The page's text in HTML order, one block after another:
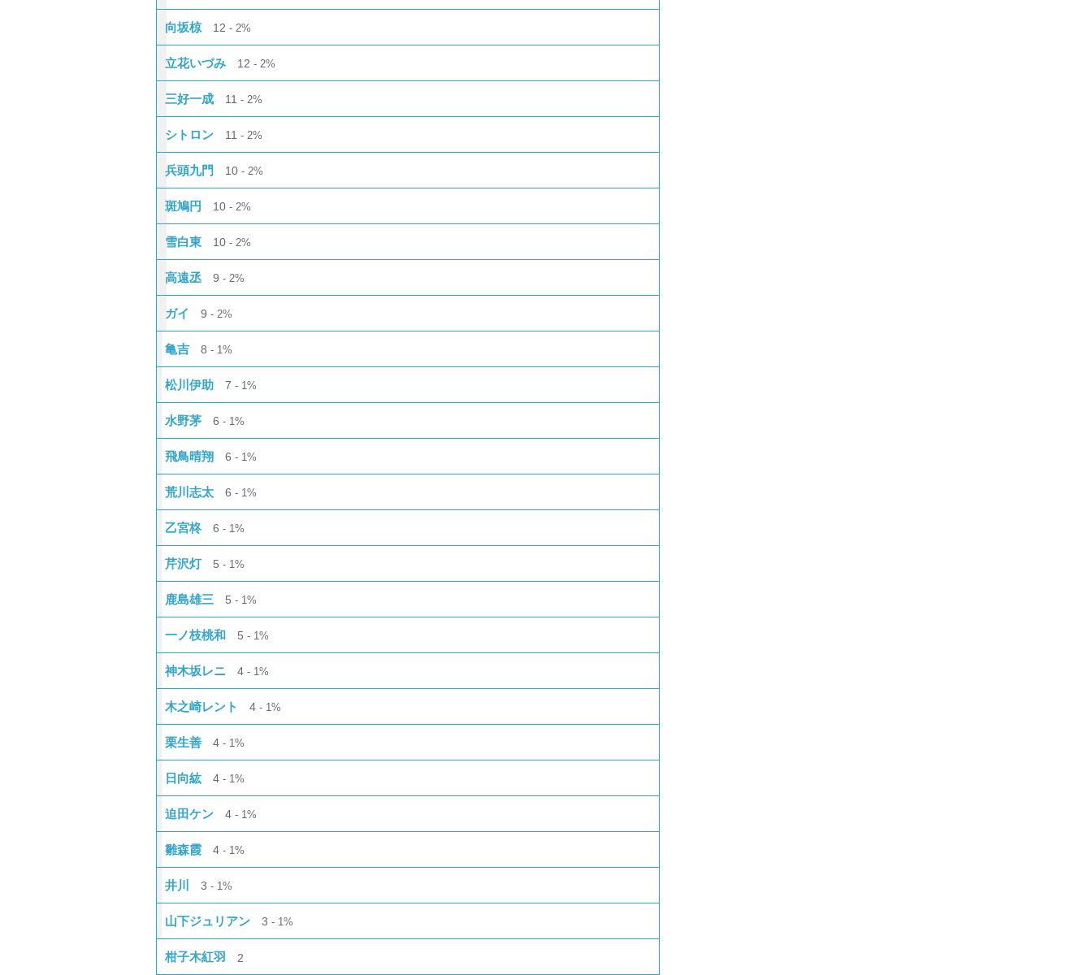
向坂椋 12 2%
立花いづみ 12 2%
三好一成 11 2%
シトロン 11 2%
兵頭九門 10 2%
斑鳩円 10 2%
雪白東 10 2%
高遠丞 9 2%
ガイ 9 2%
亀吉 8 1%
松川伊助 7 1%
水野茅 6 1%
飛鳥晴翔 6 1%
荒川志太 6 1%
乙宮柊 6 1%
芹沢灯 5 1%
鹿島雄三 5 1%
一ノ枝桃和 5 1%
神木坂レニ 4 1%
木之崎レント 4 1%
栗生善 4 1%
日向紘 4 1%
迫田ケン 4 1%
雛森霞 4 1%
井川 3 1%
山下ジュリアン 3 1%
柑子木紅羽 2